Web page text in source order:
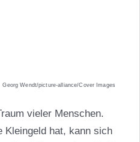
Georg Wendt/picture-alliance/Cover Images
vieler Menschen.
Kleingeld hat, kann sich